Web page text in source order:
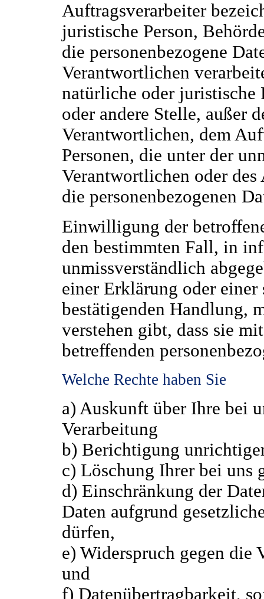
Auftragsverarbeiter
juristische Person,
die personenbezogene
Verantwortlichen
natürliche oder juristische
oder andere Stelle, außer
Verantwortlichen, dem
Personen, die unter der
Verantwortlichen oder
die personenbezogenen
Einwilligung der
den bestimmten Fall, in
unmissverständlich
einer Erklärung oder
bestätigenden Handlung,
verstehen gibt, dass sie
betreffenden
Welche Rechte haben Sie
a) Auskunft über Ihre bei
Verarbeitung
b) Berichtigung
c) Löschung Ihrer bei uns
d) Einschränkung der
Daten aufgrund
dürfen,
e) Widerspruch gegen die
und
f) Datenübertragbarkeit,